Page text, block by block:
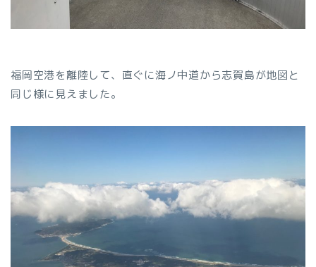
福岡空港を離陸して、直ぐに海ノ中道から志賀島が地図と
同じ様に見えました。